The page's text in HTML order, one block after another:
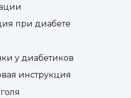
при диабете
у диабетиков
инструкция